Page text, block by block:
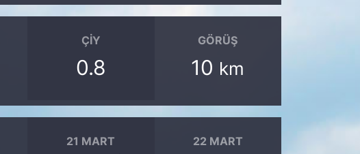
ÇIY
0.8
GÖRÜŞ
10 km
21 MART 22 MART